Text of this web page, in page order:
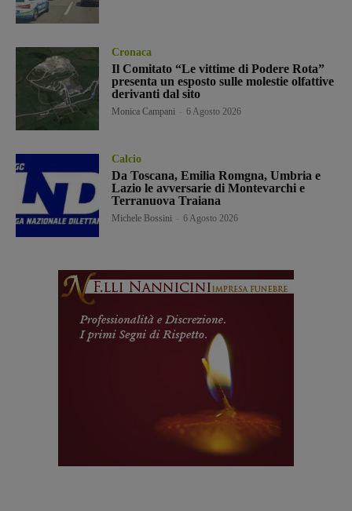
Cronaca
Il Comitato “Le vittime di Podere Rota”
presenta un esposto sulle molestie olfattive
derivanti dal sito
Monica Campani 6 Agosto 2026
Calcio
Da Toscana, Emilia Romgna, Umbria e
Lazio le avversarie di Montevarchi e
Terranuova Traiana
Michele Bossini 6 Agosto 2026